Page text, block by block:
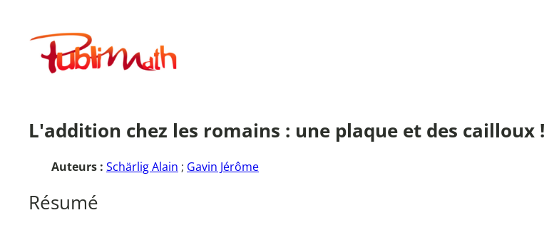
contenuPublimath
L'addition chez les romains : une plaque et des cailloux !
Auteurs : Schärlig Alain ; Gavin Jérôme
Résumé